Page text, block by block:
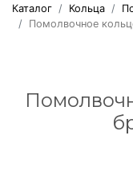
Каталог Кольца
Помолвочное